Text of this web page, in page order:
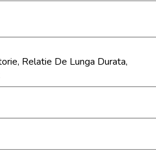
Relatie De Lunga Durata,